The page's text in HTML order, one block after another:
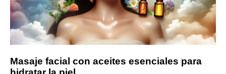
Masaje facial con aceites esenciales para